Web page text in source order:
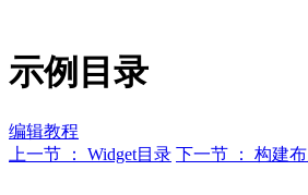
示例目录
编辑教程
上一节 ： Widget目录 下一节 ： 构建